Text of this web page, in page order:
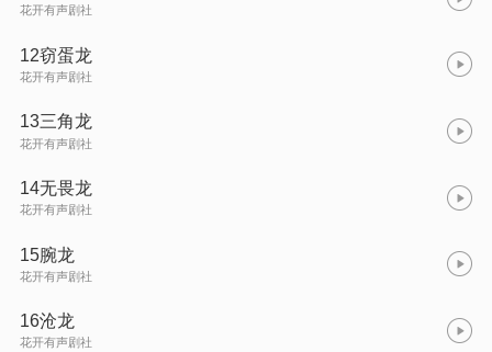
花开有声剧社
12窃蛋龙
花开有声剧社
13三角龙
花开有声剧社
14无畏龙
花开有声剧社
15腕龙
花开有声剧社
16沧龙
花开有声剧社